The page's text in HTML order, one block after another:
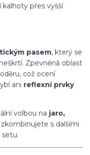
kalhoty přes vyšší
pasem, který se
Zpevněná oblast
což ocení
ani reflexní prvky
volbou na jaro,
s dalšími